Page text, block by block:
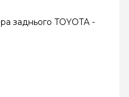
заднього TOYOTA -